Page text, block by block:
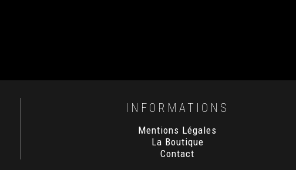
INFORMATIONS
Mentions Légales
La Boutique
Contact